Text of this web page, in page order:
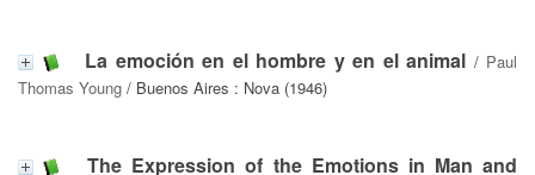
La emoción en el hombre y en el animal / Paul
Thomas Young / Buenos Aires : Nova (1946)
The Expression of the Emotions in Man and